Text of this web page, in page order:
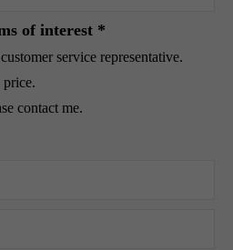
of interest *
service representative.
contact me.